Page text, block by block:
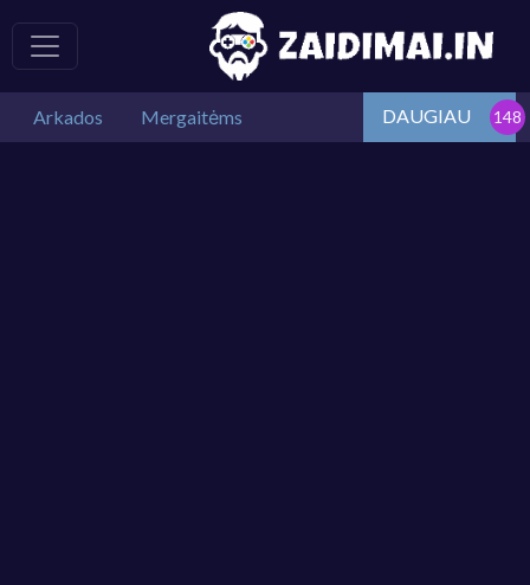
Arkados Mergaitėms DAUGIAU